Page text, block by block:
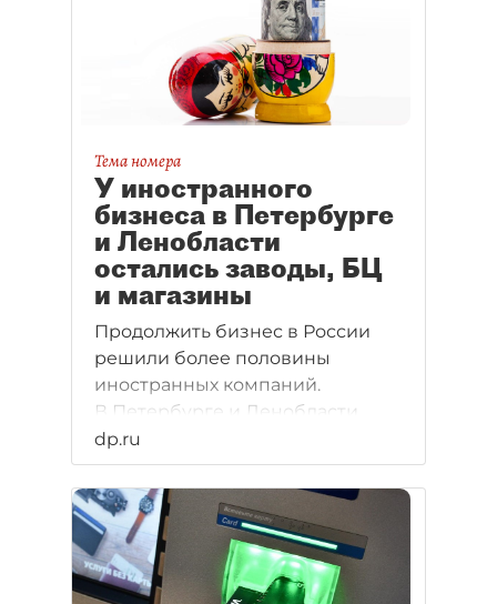
Тема номера
У иностранного
бизнеса в Петербурге
и Ленобласти
остались заводы, БЦ
и магазины
Продолжить бизнес в России
решили более половины
иностранных компаний.
В Петербурге и Ленобласти
у западных собственников
остались заводы и бизнес–
центры, модные бренды
и торговые сети.
dp.ru